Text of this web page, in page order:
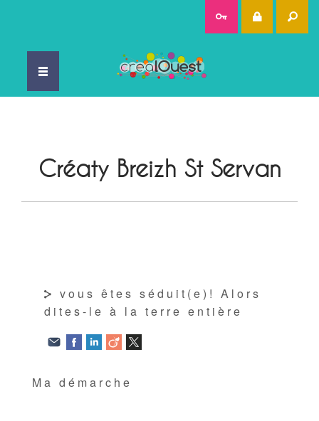
Créaty Breizh St Servan
vous êtes séduit(e)! Alors
dites-le à la terre entière
Ma démarche